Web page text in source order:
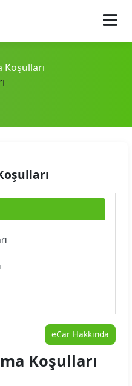
Koşulları
eCar Hakkında
Koşulları